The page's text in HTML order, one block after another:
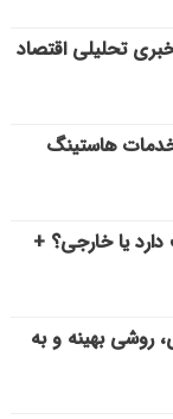
تحلیلی اقتصاد
هاستینگ
یا خارجی؟ +
روشی بهینه و به